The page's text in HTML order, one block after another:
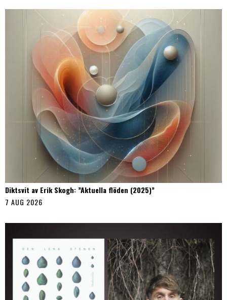
Diktsvit av Erik Skogh: ”Aktuella flöden (2025)”
7 AUG 2026